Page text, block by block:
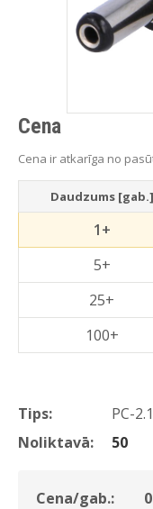
Tips:
PC-
Noliktavā:
50
Cena/gab.:
Cena
Cena ir atkarīga no
Daudzums [gab.]
1+
5+
25+
100+